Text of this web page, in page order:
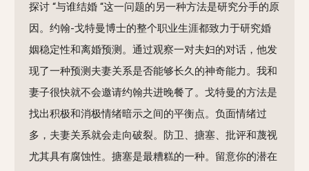
探讨 “与谁结婚 “这一问题的另一种方法是研究分手的原
因。约翰-戈特曼博士的整个职业生涯都致力于研究婚
姻稳定性和离婚预测。通过观察一对夫妇的对话，他发
现了一种预测夫妻关系是否能够长久的神奇能力。我和
妻子很快就不会邀请约翰共进晚餐了。戈特曼的方法是
找出积极和消极情绪暗示之间的平衡点。负面情绪过
多，夫妻关系就会走向破裂。防卫、搪塞、批评和蔑视
尤其具有腐蚀性。搪塞是最糟糕的一种。留意你的潜在